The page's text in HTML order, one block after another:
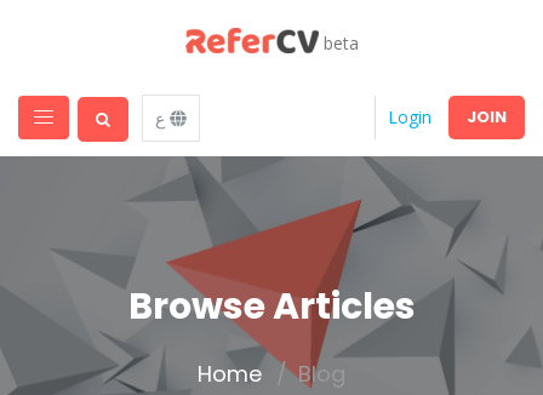
beta
Login JOIN ع
Browse Articles
Home Blog